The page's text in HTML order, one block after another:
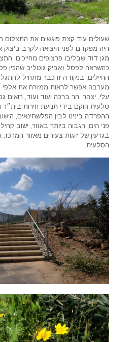
שעולים עוד קצת פוגשים את התצלום
היה מפקדם לפני היציאה לקרב ב'צוק
מגן דוד שבליבו פרצופים מחייכים.
כהשראה לפסל זאביק גוטליב שהכין
החיילים. בנקודה זו כבר מתחיל
מערבה אפשר לראות ממזרח את אלפי
עלי, יצהר, הר ברכה ועוד ועוד, רואים
סלעית הוקם בידי תנועת חירות בית״ר
בגרעין של זוגות צעירים מאזור
הסלעית.